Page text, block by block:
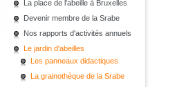
La place de l'abeille à Bruxelles
Devenir membre de la Srabe
Nos rapports d'activités annuels
Le jardin d'abeilles
Les panneaux didactiques
La grainothèque de la Srabe